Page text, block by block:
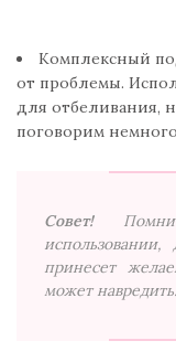
Комплексный
от проблемы.
для отбеливания,
поговорим
Совет!
принесет
может навредить.